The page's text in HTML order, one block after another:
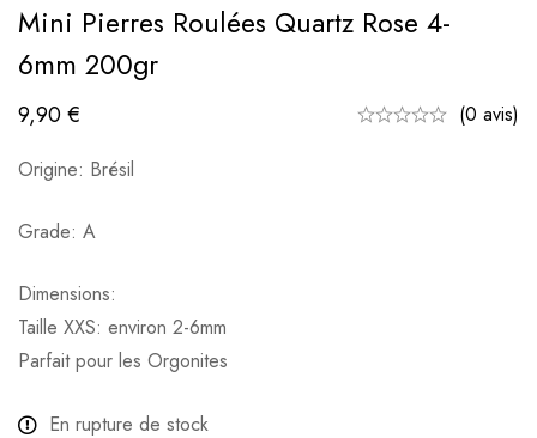
Mini Pierres Roulées Quartz Rose 4-
6mm 200gr
9,90€
(0 avis)
Origine: Brésil
Grade: A
Dimensions:
Taille XXS: environ 2-6mm
Parfait pour les Orgonites
En rupture de stock